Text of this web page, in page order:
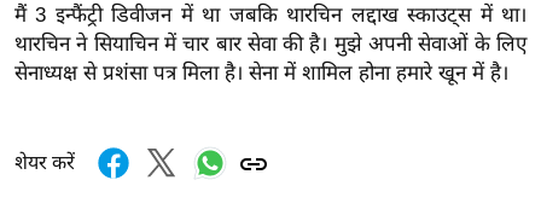
ऑ
टो
व
मैं 3 इन्फैंट्री डिवीजन में था जबकि थारचिन लद्दाख स्काउट्स में था।
थारचिन ने सियाचिन में चार बार सेवा की है। मुझे अपनी सेवाओं के लिए
सेनाध्यक्ष से प्रशंसा पत्र मिला है। सेना में शामिल होना हमारे खून में है।
शेयर करें